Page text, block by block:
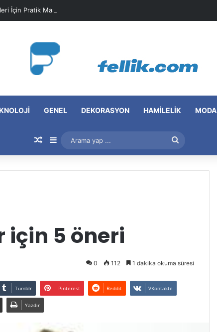
İçin Pratik Maske Önerileri
GENEL DEKORASYON HAMILELIK MODA
Rastgele Makale
Kenar Bölmesi
Arama
yap
için 5 öneri
0 112 1 dakika okuma süresi
Tumblr Pinterest Reddit VKontakte
Yazdır